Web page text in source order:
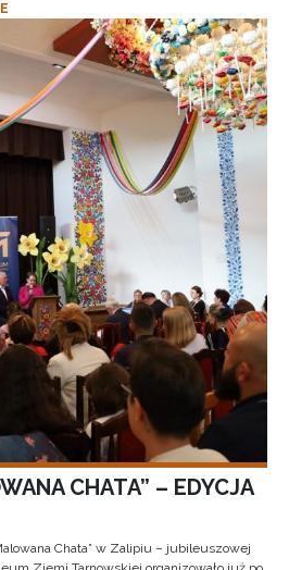
CHATA” – EDYCJA
Chata” w Zalipiu – jubileuszowej